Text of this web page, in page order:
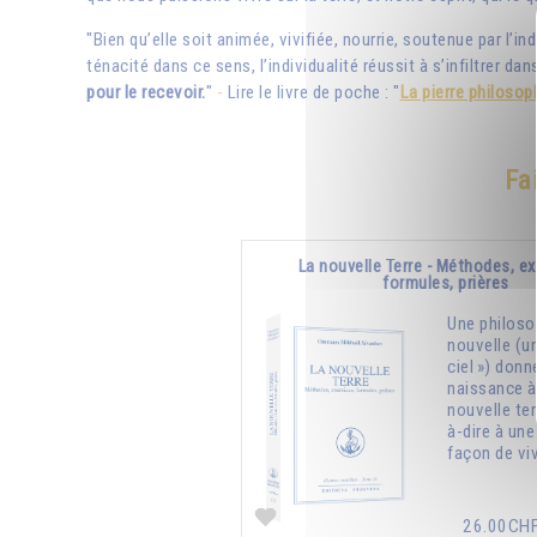
"Bien qu’elle soit animée, vivifiée, nourrie, soutenue par
ténacité dans ce sens, l’individualité réussit à s’infiltrer
pour le recevoir." - Lire le livre de poche : "La pierre
La nouvelle Terre - Méthodes,
formules, prières
Une
nouvelle (un
ciel »)
naissance à
nouvelle
à-dire à une
façon de